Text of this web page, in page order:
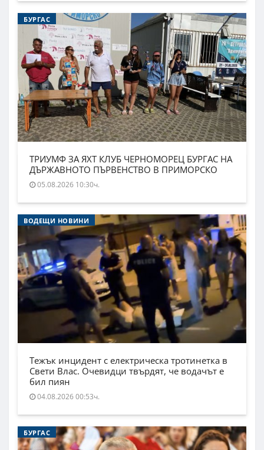
БУРГАС
ТРИУМФ ЗА ЯХТ КЛУБ ЧЕРНОМОРЕЦ БУРГАС НА
ДЪРЖАВНОТО ПЪРВЕНСТВО В ПРИМОРСКО
05.08.2026 10:30ч.
ВОДЕЩИ НОВИНИ
Тежък инцидент с електрическа тротинетка в
Свети Влас. Очевидци твърдят, че водачът е
бил пиян
04.08.2026 00:53ч.
БУРГАС